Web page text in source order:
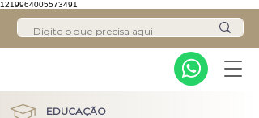
1219964005573491
EDUCAÇÃO